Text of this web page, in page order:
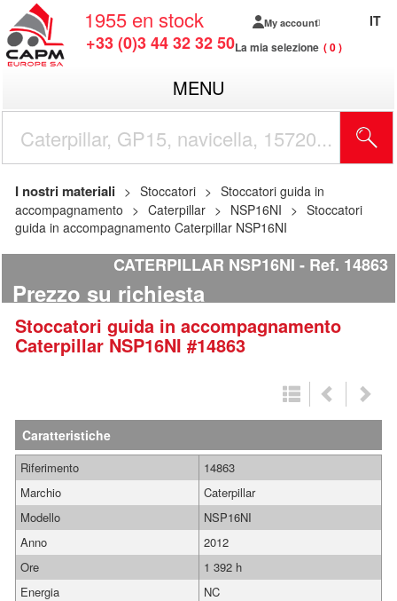
1955 en stock
+33 (0)3 44 32 32 50
My account
La mia selezione 0
IT
MENU
I nostri materiali Stoccatori
Stoccatori guida in
accompagnamento
Caterpillar NSP16NI
Stoccatori
guida in accompagnamento Caterpillar NSP16NI
CATERPILLAR NSP16NI Ref. 14863
Prezzo su richiesta
Stoccatori guida in accompagnamento
Caterpillar NSP16NI #14863
Caratteristiche
Riferimento
14863
Marchio
Caterpillar
Modello
NSP16NI
Anno
2012
Ore
1 392 h
Energia
NC